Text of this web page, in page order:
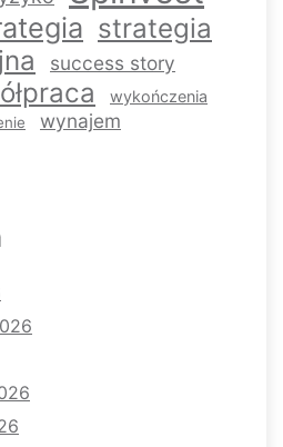
strategia
success story
wykończenia
wynajem